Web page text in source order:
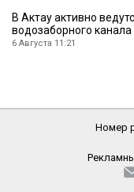
В Актау активно
водозаборного
6 Августа 11:21
Номер